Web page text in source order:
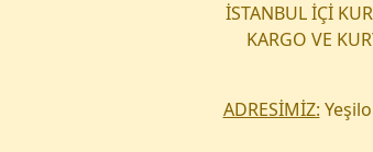
İSTANBUL İÇİ
KARGO VE
ADRESİMİZ: